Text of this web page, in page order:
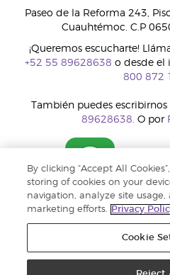
Paseo de la Reforma 243,
Cuauhtémoc. C.P
¡Queremos escucharte!
+52 55 89628638 o desde el
800 872
También puedes
89628638. O por
By clicking “Accept All
storing of cookies on your
navigation, analyze site usage,
marketing efforts.
Privacy
Cookie